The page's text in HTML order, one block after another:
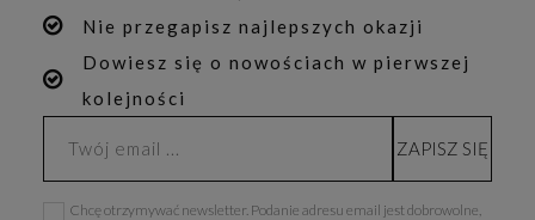
Nie przegapisz najlepszych okazji
Dowiesz się o nowościach w pierwszej
kolejności
ZAPISZ SIĘ
Chcę otrzymywać newsletter. Podanie adresu email jest dobrowolne,